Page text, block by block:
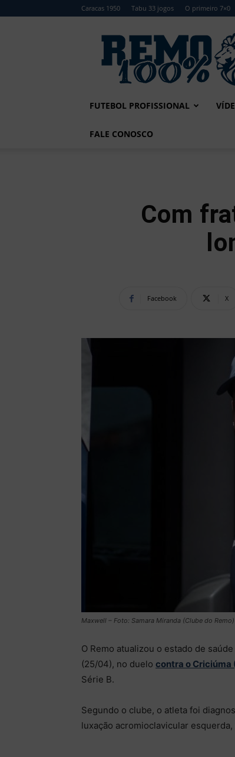
Caracas 1950 Tabu 33 jogos O primeiro 7×0
Remo
FUTEBOL PROFISSIONAL
FALE CONOSCO
Com
Facebook X
Maxwell – Foto: Samara Miranda (Clube do Remo)
O Remo atualizou o estado de
(25/04), no duelo contra o Criciúma
Série B.
Segundo o clube, o atleta foi
luxação acromioclavicular